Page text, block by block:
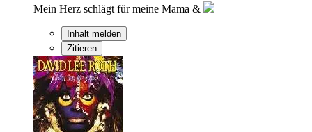
Mein Herz schlägt für meine Mama &
Inhalt melden
Zitieren